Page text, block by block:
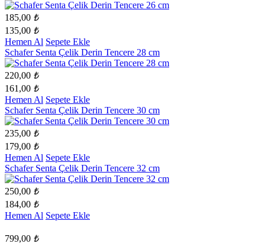
185,00 ₺
135,00 ₺
Hemen Al Sepete Ekle
Schafer Senta Çelik Derin Tencere 28 cm
220,00 ₺
161,00 ₺
Hemen Al Sepete Ekle
Schafer Senta Çelik Derin Tencere 30 cm
235,00 ₺
179,00 ₺
Hemen Al Sepete Ekle
Schafer Senta Çelik Derin Tencere 32 cm
250,00 ₺
184,00 ₺
Hemen Al Sepete Ekle
799,00 ₺